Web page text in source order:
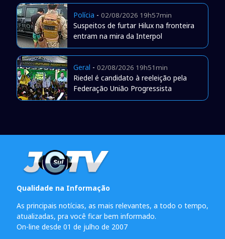
Polícia - 02/08/2026 19h57min
Suspeitos de furtar Hilux na fronteira
entram na mira da Interpol
Geral - 02/08/2026 19h51min
Riedel é candidato à reeleição pela
Federação União Progressista
Qualidade na Informação
As principais notícias, as mais relevantes, a todo o tempo,
atualizadas, pra você ficar bem informado.
On-line desde 01 de julho de 2007